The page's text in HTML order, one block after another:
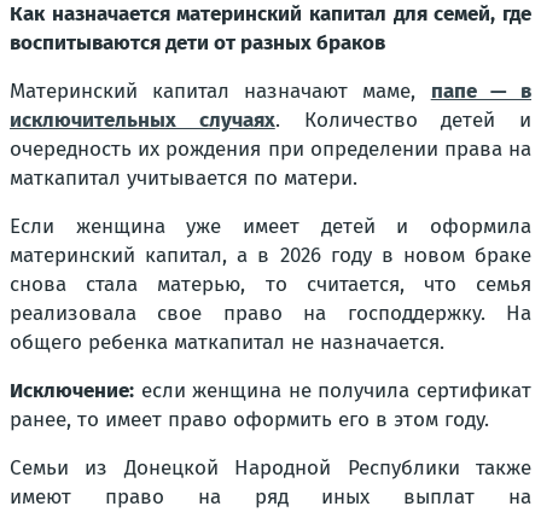
Как назначается материнский капитал для семей, где
воспитываются дети от разных браков
Материнский капитал назначают маме, папе — в
исключительных случаях. Количество детей и
очередность их рождения при определении права на
маткапитал учитывается по матери.
Если женщина уже имеет детей и оформила
материнский капитал, а в 2026 году в новом браке
снова стала матерью, то считается, что семья
реализовала свое право на господдержку. На
общего ребенка маткапитал не назначается.
Исключение: если женщина не получила сертификат
ранее, то имеет право оформить его в этом году.
Семьи из Донецкой Народной Республики также
имеют право на ряд иных выплат на